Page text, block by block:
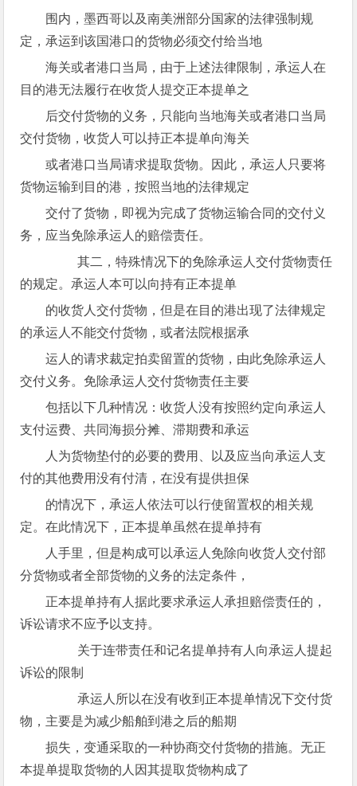
围内，墨西哥以及南美洲部分国家的法律强制规
定，承运到该国港口的货物必须交付给当地
海关或者港口当局，由于上述法律限制，承运人在
目的港无法履行在收货人提交正本提单之
后交付货物的义务，只能向当地海关或者港口当局
交付货物，收货人可以持正本提单向海关
或者港口当局请求提取货物。因此，承运人只要将
货物运输到目的港，按照当地的法律规定
交付了货物，即视为完成了货物运输合同的交付义
务，应当免除承运人的赔偿责任。
其二，特殊情况下的免除承运人交付货物责任
的规定。承运人本可以向持有正本提单
的收货人交付货物，但是在目的港出现了法律规定
的承运人不能交付货物，或者法院根据承
运人的请求裁定拍卖留置的货物，由此免除承运人
交付义务。免除承运人交付货物责任主要
包括以下几种情况：收货人没有按照约定向承运人
支付运费、共同海损分摊、滞期费和承运
人为货物垫付的必要的费用、以及应当向承运人支
付的其他费用没有付清，在没有提供担保
的情况下，承运人依法可以行使留置权的相关规
定。在此情况下，正本提单虽然在提单持有
人手里，但是构成可以承运人免除向收货人交付部
分货物或者全部货物的义务的法定条件，
正本提单持有人据此要求承运人承担赔偿责任的，
诉讼请求不应予以支持。
关于连带责任和记名提单持有人向承运人提起
诉讼的限制
承运人所以在没有收到正本提单情况下交付货
物，主要是为减少船舶到港之后的船期
损失，变通采取的一种协商交付货物的措施。无正
本提单提取货物的人因其提取货物构成了